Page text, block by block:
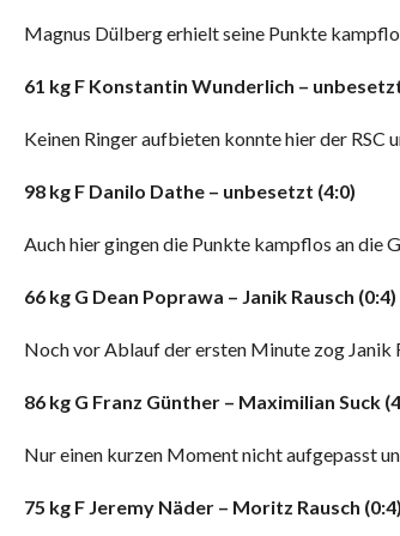
Magnus Dülberg erhielt seine Punkte
61 kg F Konstantin Wunderlich –
Keinen Ringer aufbieten konnte hier der RSC
98 kg F Danilo Dathe – unbesetzt (4:0)
Auch hier gingen die Punkte kampflos an die
66 kg G Dean Poprawa – Janik Rausch (0:4)
Noch vor Ablauf der ersten Minute zog Janik
86 kg G Franz Günther – Maximilian Suck (4
Nur einen kurzen Moment nicht aufgepasst
75 kg F Jeremy Näder – Moritz Rausch (0:4)